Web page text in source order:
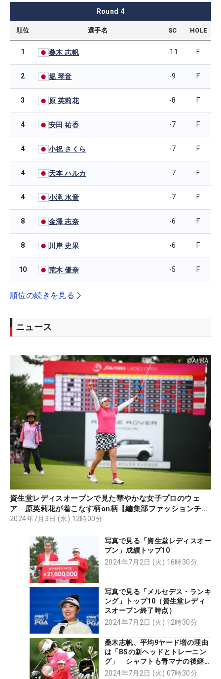
Round 4
順位 選手名 SC HOLE
1 桑木 志帆 -11 F
2 堀 琴音 -9 F
3 原 英莉花 -8 F
4 安田 祐香 -7 F
4 小祝 さくら -7 F
4 天本 ハルカ -7 F
4 小滝 水音 -7 F
8 金澤 志奈 -6 F
8 川岸 史果 -6 F
10 荒木 優奈 -5 F
順位の続きを見る
ニュース
資生堂レディスオープンで見た華やかな女子プロのウェ
ア 原英莉花が着こなす柄on柄【編集部ファッションチェ
ック】
2024年7月3日 (水) 12時00分
写真で見る「資生堂レディスオー
プン」成績トップ10
2024年7月2日 (火) 16時30分
写真で見る「メルセデス・ランキ
ング」トップ10（資生堂レディ
スオープン終了時点）
2024年7月2日 (火) 12時30分
桑木志帆、平均9ヤード増の理由
は「BSの新ヘッドとトレーニン
グ」 シャフトも青マナの後継に
【勝者のギア】
2024年7月2日 (火) 07時30分